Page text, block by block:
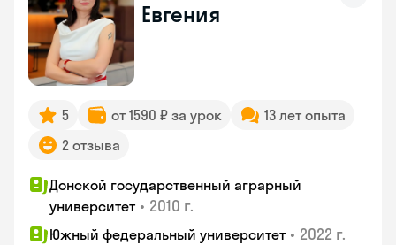
Евгения
5 от 1590 ₽ за урок
13 лет опыта
2 отзыва
Донской государственный аграрный
университет • 2010 г.
Южный федеральный университет • 2022 г.